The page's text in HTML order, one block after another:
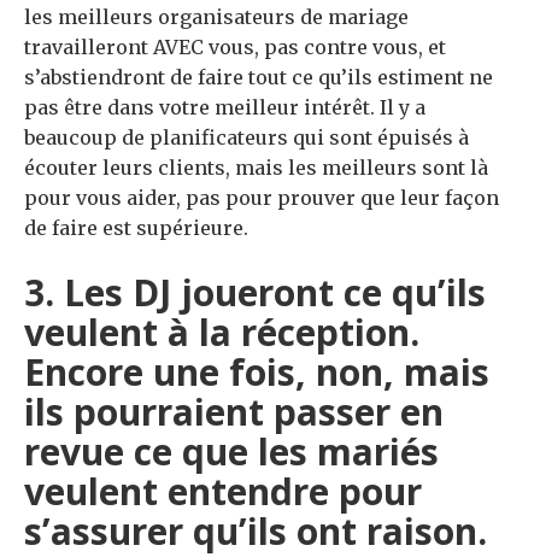
les meilleurs organisateurs de mariage
travailleront AVEC vous, pas contre vous, et
s’abstiendront de faire tout ce qu’ils estiment ne
pas être dans votre meilleur intérêt. Il y a
beaucoup de planificateurs qui sont épuisés à
écouter leurs clients, mais les meilleurs sont là
pour vous aider, pas pour prouver que leur façon
de faire est supérieure.
3. Les DJ joueront ce qu’ils
veulent à la réception.
Encore une fois, non, mais
ils pourraient passer en
revue ce que les mariés
veulent entendre pour
s’assurer qu’ils ont raison.